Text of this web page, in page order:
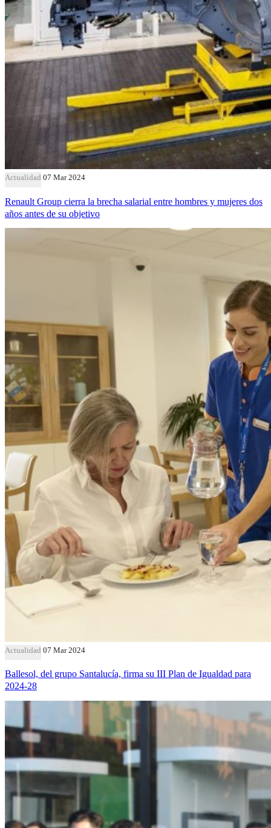
Actualidad 07 Mar 2024
Renault Group cierra la brecha salarial entre hombres y mujeres dos
años antes de su objetivo
Actualidad 07 Mar 2024
Ballesol, del grupo Santalucía, firma su III Plan de Igualdad para
2024-28